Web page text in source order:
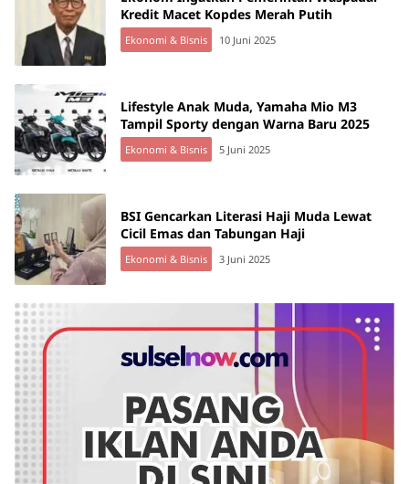
Kredit Macet Kopdes Merah Putih
Ekonomi & Bisnis 10 Juni 2025
Lifestyle Anak Muda, Yamaha Mio M3
Tampil Sporty dengan Warna Baru 2025
Ekonomi & Bisnis 5 Juni 2025
BSI Gencarkan Literasi Haji Muda Lewat
Cicil Emas dan Tabungan Haji
Ekonomi & Bisnis 3 Juni 2025